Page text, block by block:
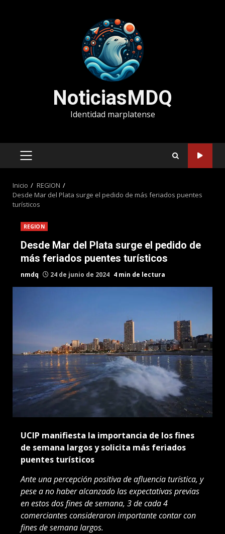
NoticiasMDQ
Identidad marplatense
MENÚ
Inicio
REGION
Desde Mar del Plata surge el pedido de más feriados puentes
turísticos
REGION
Desde Mar del Plata surge el pedido de
más feriados puentes turísticos
nmdq 24 de junio de 2024 4 min de lectura
UCIP manifiesta la importancia de los fines
de semana largos y solicita más feriados
puentes turísticos
Ante una percepción positiva de afluencia turística, y
pese a no haber alcanzado las expectativas previas
en estos dos fines de semana, 3 de cada 4
comerciantes consideraron importante contar con
fines de semana largos.